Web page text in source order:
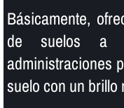
Básicamente,
de suelos a
administraciones
suelo con un brillo